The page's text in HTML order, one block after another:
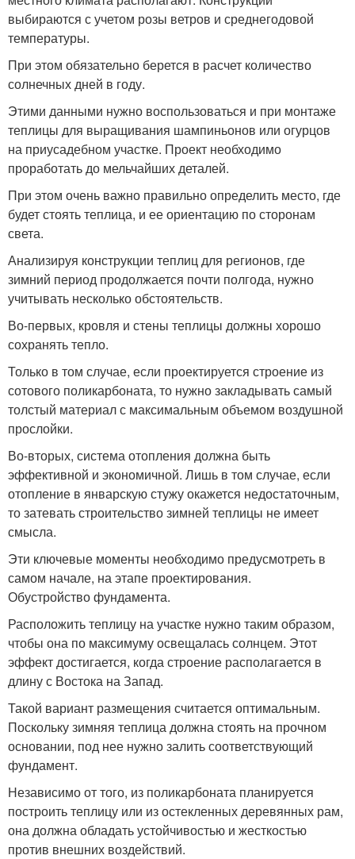
выбираются с учетом розы ветров и среднегодовой
температуры.
При этом обязательно берется в расчет количество
солнечных дней в году.
Этими данными нужно воспользоваться и при монтаже
теплицы для выращивания шампиньонов или огурцов
на приусадебном участке. Проект необходимо
проработать до мельчайших деталей.
При этом очень важно правильно определить место, где
будет стоять теплица, и ее ориентацию по сторонам
света.
Анализируя конструкции теплиц для регионов, где
зимний период продолжается почти полгода, нужно
учитывать несколько обстоятельств.
Во-первых, кровля и стены теплицы должны хорошо
сохранять тепло.
Только в том случае, если проектируется строение из
сотового поликарбоната, то нужно закладывать самый
толстый материал с максимальным объемом воздушной
прослойки.
Во-вторых, система отопления должна быть
эффективной и экономичной. Лишь в том случае, если
отопление в январскую стужу окажется недостаточным,
то затевать строительство зимней теплицы не имеет
смысла.
Эти ключевые моменты необходимо предусмотреть в
самом начале, на этапе проектирования.
Обустройство фундамента.
Расположить теплицу на участке нужно таким образом,
чтобы она по максимуму освещалась солнцем. Этот
эффект достигается, когда строение располагается в
длину с Востока на Запад.
Такой вариант размещения считается оптимальным.
Поскольку зимняя теплица должна стоять на прочном
основании, под нее нужно залить соответствующий
фундамент.
Независимо от того, из поликарбоната планируется
построить теплицу или из остекленных деревянных рам,
она должна обладать устойчивостью и жесткостью
против внешних воздействий.